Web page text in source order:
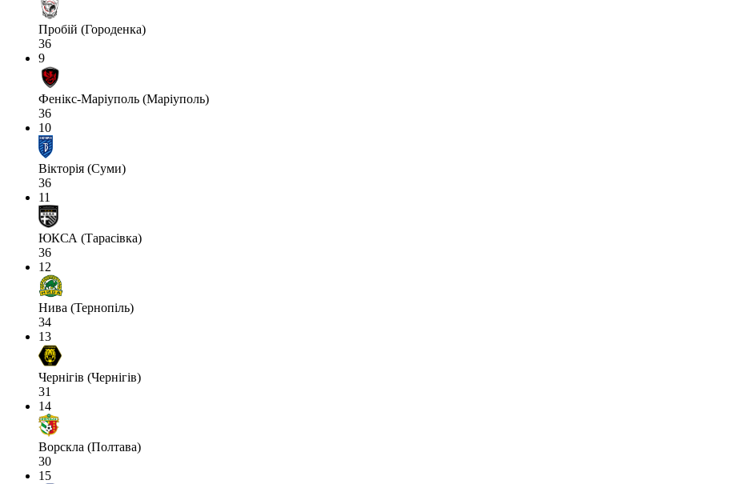
Пробій (Городенка)
36
9
Фенікс-Маріуполь (Маріуполь)
36
10
Вікторія (Суми)
36
11
ЮКСА (Тарасівка)
36
12
Нива (Тернопіль)
34
13
Чернігів (Чернігів)
31
14
Ворскла (Полтава)
30
15